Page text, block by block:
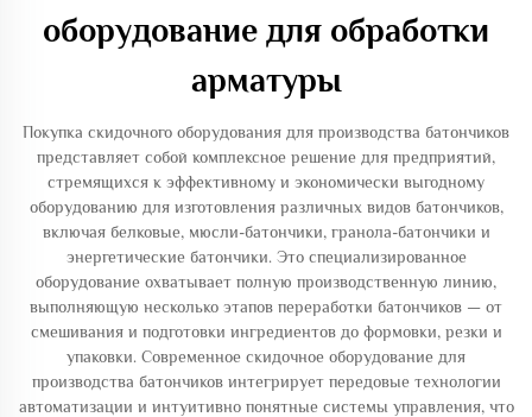
оборудование для обработки
арматуры
Покупка скидочного оборудования для производства батончиков
представляет собой комплексное решение для предприятий,
стремящихся к эффективному и экономически выгодному
оборудованию для изготовления различных видов батончиков,
включая белковые, мюсли-батончики, гранола-батончики и
энергетические батончики. Это специализированное
оборудование охватывает полную производственную линию,
выполняющую несколько этапов переработки батончиков — от
смешивания и подготовки ингредиентов до формовки, резки и
упаковки. Современное скидочное оборудование для
производства батончиков интегрирует передовые технологии
автоматизации и интуитивно понятные системы управления, что